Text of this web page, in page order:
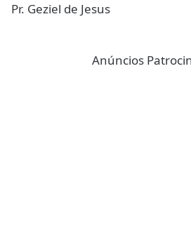
Pr. Geziel de Jesus
Anúncios